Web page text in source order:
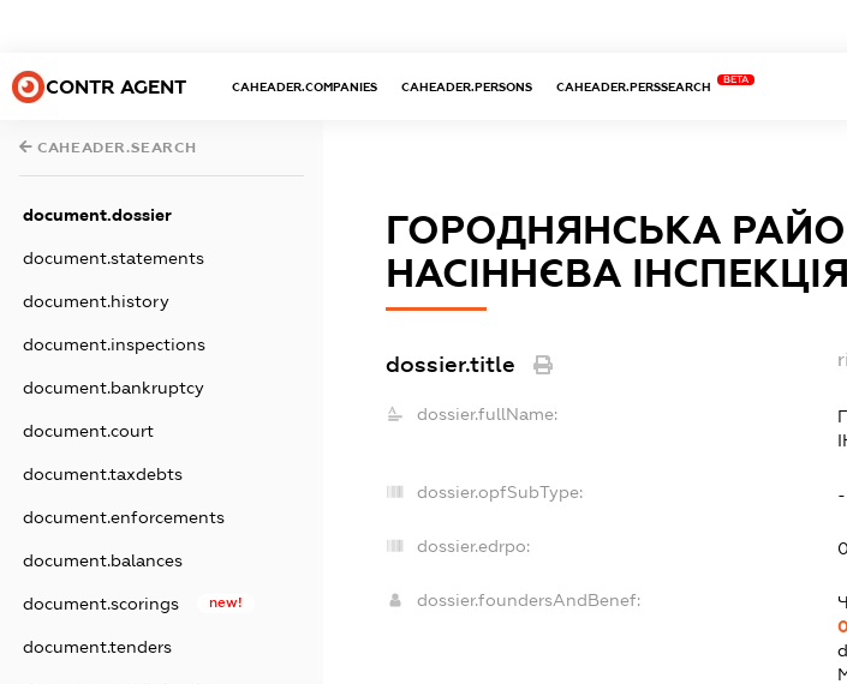
CONTR AGENT CAHEADER.COMPANIES CAHEADER.PERSONS CAHEADER.PERSSEARCH
BETA
CAHEADER.SEARCH
document.dossier
document.statements
document.history
document.inspections
document.bankruptcy
document.court
document.taxdebts
document.enforcements
document.balances
document.scorings new!
document.tenders
ГОРОДНЯНСЬКА
НАСІННЄВА ІНСПЕКЦІЯ
dossier.title
dossier.fullName:
dossier.opfSubType: -
dossier.edrpo:
dossier.foundersAndBenef: